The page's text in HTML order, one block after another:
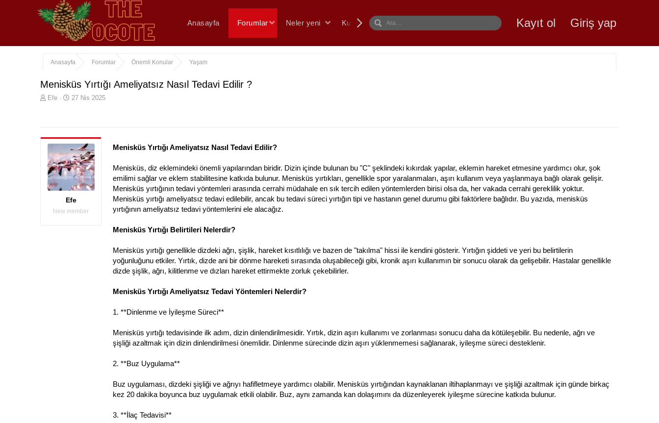
Anasayfa Forumlar Neler yeni Kullanıcılar Kayıt ol Giriş yap
Anasayfa Forumlar Önemli Konular Yaşam
Menisküs Yırtığı Ameliyatsız Nasıl Tedavi Edilir ?
K
a
ş
l
a
Efe
B
g
ı
ç
t
a
i
h
27 Nis 2025
Efe
New member
Menisküs Yırtığı Ameliyatsız Nasıl Tedavi Edilir?
Menisküs, diz eklemindeki önemli yapılarından biridir. Dizin içinde bulunan bu "C" şeklindeki kıkırdak yapılar, eklemin hareket etmesine yardımcı olur, şok
emilimi sağlar ve eklem stabilitesine katkıda bulunur. Menisküs yırtıkları, genellikle spor yaralanmaları, aşırı kullanım veya yaşlanmaya bağlı olarak gelişir.
Menisküs yırtığının tedavi yöntemleri arasında cerrahi müdahale en sık tercih edilen yöntemlerden birisi olsa da, her vakada cerrahi gereklilik yoktur.
Menisküs yırtığı ameliyatsız tedavi edilebilir, ancak bu tedavi süreci yırtığın tipi ve hastanın genel durumu gibi faktörlere bağlıdır. Bu yazıda, menisküs
yırtığının ameliyatsız tedavi yöntemlerini ele alacağız.
Menisküs Yırtığı Belirtileri Nelerdir?
Menisküs yırtığı genellikle dizdeki ağrı, şişlik, hareket kısıtlılığı ve bazen de "takılma" hissi ile kendini gösterir. Yırtığın şiddeti ve yeri bu belirtilerin
yoğunluğunu etkiler. Yırtık, dizde ani bir dönme hareketi sırasında oluşabileceği gibi, kronik aşırı kullanımın bir sonucu olarak da gelişebilir. Hastalar genellikle
dizde şişlik, ağrı, kilitlenme ve dızları hareket ettirmekte zorluk çekebilirler.
Menisküs Yırtığı Ameliyatsız Tedavi Yöntemleri Nelerdir?
1. **Dinlenme ve İyileşme Süreci**
Menisküs yırtığı tedavisinde ilk adım, dizin dinlendirilmesidir. Yırtık, dizin aşırı kullanımı ve zorlanması sonucu daha da kötüleşebilir. Bu nedenle, ağrı ve
şişliği azaltmak için dizin dinlendirilmesi önemlidir. Dinlenme sürecinde dizin aşırı yüklenmemesi sağlanarak, iyileşme süreci desteklenir.
2. **Buz Uygulama**
Buz uygulaması, dizdeki şişliği ve ağrıyı hafifletmeye yardımcı olabilir. Menisküs yırtığından kaynaklanan iltihaplanmayı ve şişliği azaltmak için günde birkaç
kez 20 dakika boyunca buz uygulamak etkili olabilir. Buz, aynı zamanda kan dolaşımını da düzenleyerek iyileşme sürecine katkıda bulunur.
3. **İlaç Tedavisi**